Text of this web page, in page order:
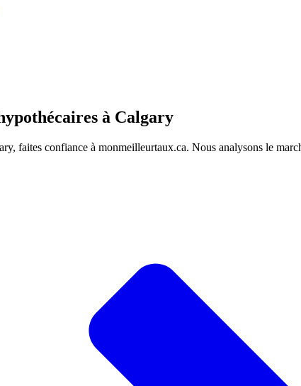
à Calgary
faites confiance à monmeilleurtaux.ca. Nous analysons le